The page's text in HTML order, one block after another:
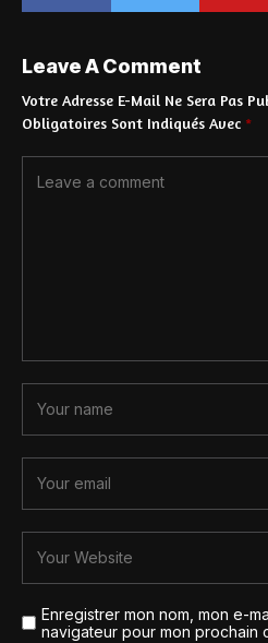
Leave A Comment
Votre Adresse E-Mail Ne Sera Pas
Obligatoires Sont Indiqués Avec *
Enregistrer mon nom, mon e-
navigateur pour mon prochain